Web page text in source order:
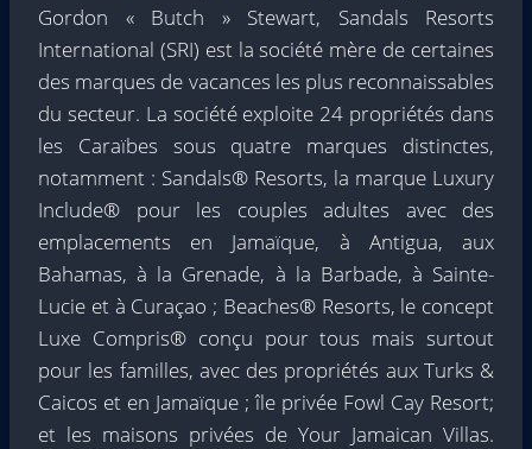
Gordon « Butch » Stewart, Sandals Resorts
International (SRI) est la société mère de certaines
des marques de vacances les plus reconnaissables
du secteur. La société exploite 24 propriétés dans
les Caraïbes sous quatre marques distinctes,
notamment : Sandals® Resorts, la marque Luxury
Include® pour les couples adultes avec des
emplacements en Jamaïque, à Antigua, aux
Bahamas, à la Grenade, à la Barbade, à Sainte-
Lucie et à Curaçao ; Beaches® Resorts, le concept
Luxe Compris® conçu pour tous mais surtout
pour les familles, avec des propriétés aux Turks &
Caicos et en Jamaïque ; île privée Fowl Cay Resort;
et les maisons privées de Your Jamaican Villas.